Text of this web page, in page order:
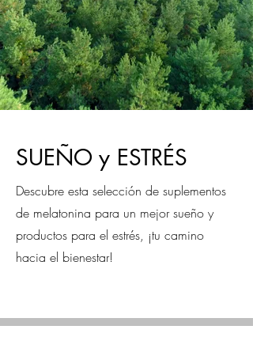
SUEÑO y ESTRÉS
Descubre esta selección de suplementos
de melatonina para un mejor sueño y
productos para el estrés, ¡tu camino
hacia el bienestar!